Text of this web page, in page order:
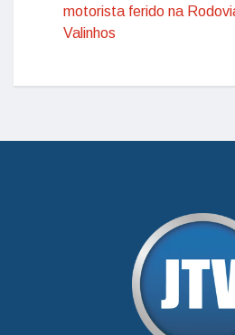
motorista ferido na
Valinhos